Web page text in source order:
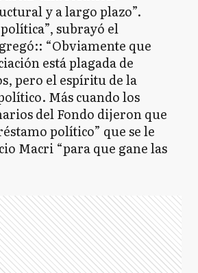
y a largo plazo”.
subrayó el
“Obviamente que
está plagada de
pero el espíritu de la
Más cuando los
del Fondo dijeron que
político” que se le
Macri “para que gane las